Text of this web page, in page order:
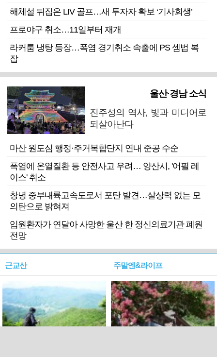
해체설 뒤집은 LIV 골프…새 투자자 확보 ‘기사회생’
프로야구 취소…11일부터 재개
라커룸 냉탕 등장…폭염 경기취소 속출에 PS 셈법 복
잡
울산·경남 소식
진주성의 역사, 빛과 미디어로
되살아난다
마산 원도심 행정·주거복합단지 연내 준공 수순
폭염에 온열질환 등 안전사고 우려… 양산시, '어필 레
이스' 취소
창녕 중부내륙고속도로서 포탄 발견…살상력 없는 모
의탄으로 밝혀져
입원환자가 연달아 사망한 울산 한 정신의료기관 폐원
전망
근교산 주말엔&라이프